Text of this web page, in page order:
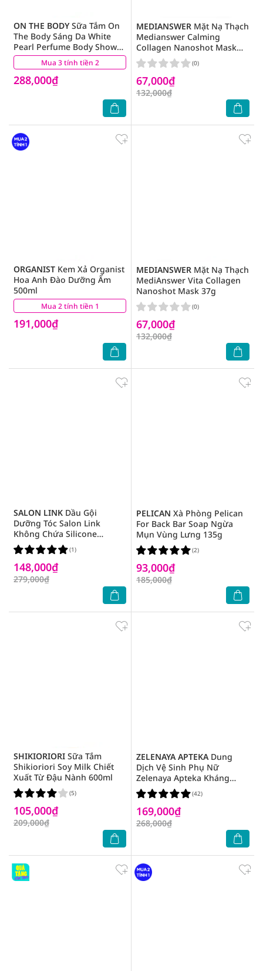
Mua 3 tính tiền 2
ON THE BODYSữa Tắm On
The Body Sáng Da White
Pearl Perfume Body Shower
1Kg
288,000₫
(5)
MEDIANSWER Mặt Nạ Thạch
Medianswer Calming
Collagen Nanoshot Mask
37g
67,000₫
132,000₫
(0)
Mua 2 tính tiền 1
ORGANIST Kem Xả Organist
Hoa Anh Đào Dưỡng Ẩm
500ml
191,000₫
(2)
MEDIANSWER Mặt Nạ Thạch
MediAnswer Vita Collagen
Nanoshot Mask 37g
67,000₫
132,000₫
(0)
SALON LINK Dầu Gội
Dưỡng Tóc Salon Link
Không Chứa Silicone
1000ml
148,000₫
279,000₫
(1)
PELICAN Xà Phòng Pelican
For Back Bar Soap Ngừa
Mụn Vùng Lưng 135g
93,000₫
185,000₫
(2)
SHIKIORIORI Sữa Tắm
Shikioriori Soy Milk Chiết
Xuất Từ Đậu Nành 600ml
105,000₫
209,000₫
(5)
ZELENAYA APTEKADung
Dịch Vệ Sinh Phụ Nữ
Zelenaya Apteka Kháng
Viêm Cây Xô Thơm 370ml
169,000₫
268,000₫
(42)